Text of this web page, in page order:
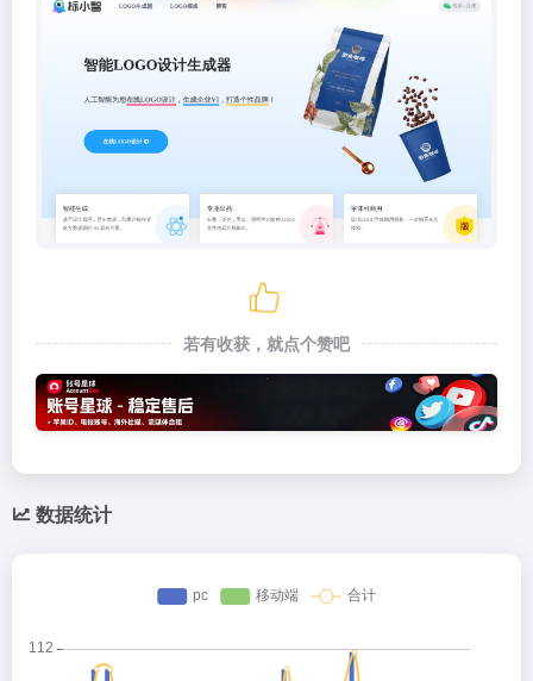
若有收获，就点个赞吧
数据统计